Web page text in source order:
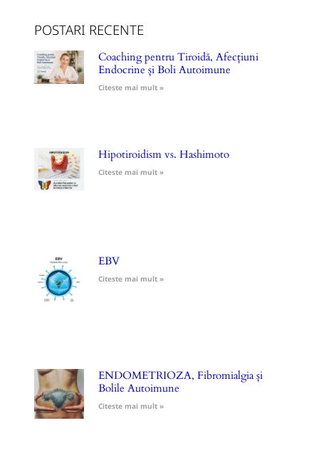
POSTARI RECENTE
Coaching pentru Tiroidă, Afecțiuni
Endocrine și Boli Autoimune
Citeste mai mult »
Hipotiroidism vs. Hashimoto
Citeste mai mult »
EBV
Citeste mai mult »
ENDOMETRIOZA, Fibromialgia și
Bolile Autoimune
Citeste mai mult »